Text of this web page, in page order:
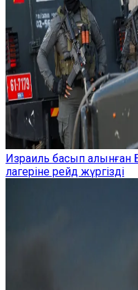
Израиль басып
лагеріне рейд жүргізді